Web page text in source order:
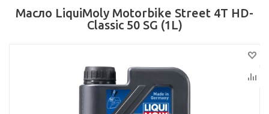
Масло LiquiMoly Motorbike Street 4T HD-
Classic 50 SG (1L)